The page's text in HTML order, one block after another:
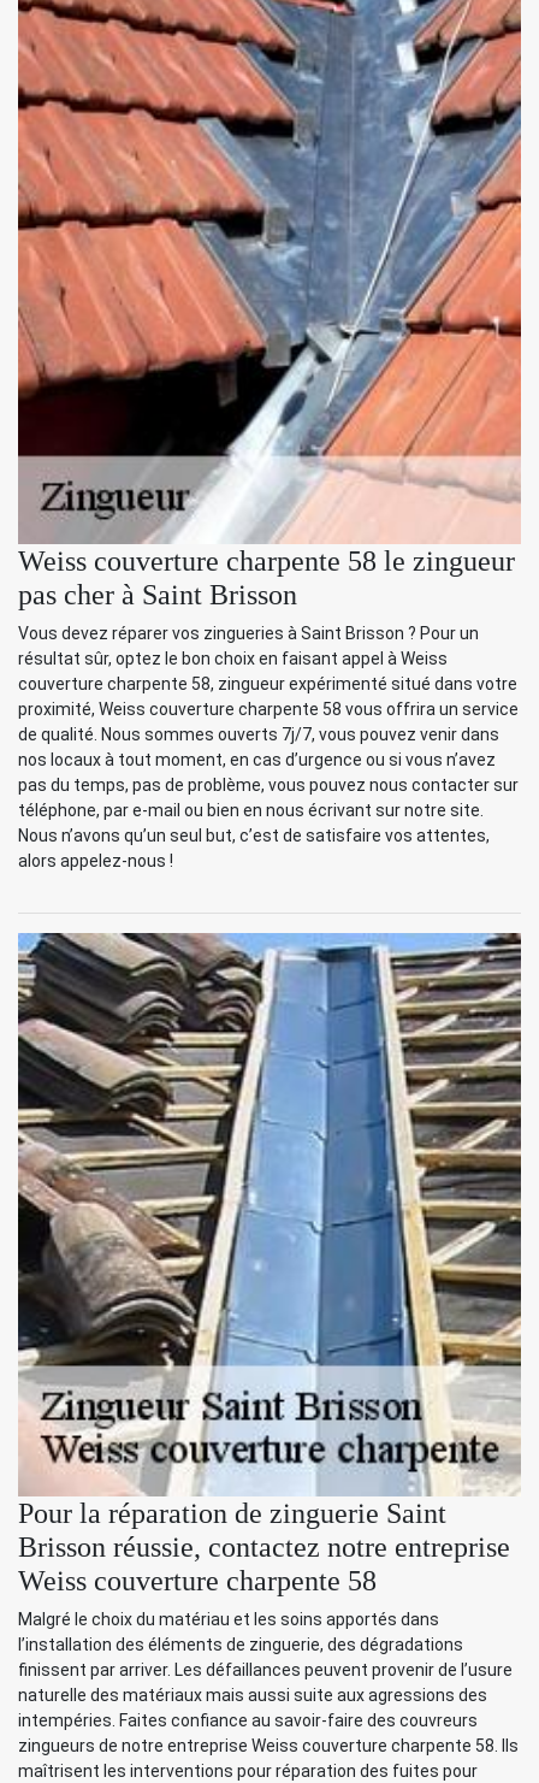
Weiss couverture charpente 58 le zingueur
pas cher à Saint Brisson
Vous devez réparer vos zingueries à Saint Brisson ? Pour un
résultat sûr, optez le bon choix en faisant appel à Weiss
couverture charpente 58, zingueur expérimenté situé dans votre
proximité, Weiss couverture charpente 58 vous offrira un service
de qualité. Nous sommes ouverts 7j/7, vous pouvez venir dans
nos locaux à tout moment, en cas d’urgence ou si vous n’avez
pas du temps, pas de problème, vous pouvez nous contacter sur
téléphone, par e-mail ou bien en nous écrivant sur notre site.
Nous n’avons qu’un seul but, c’est de satisfaire vos attentes,
alors appelez-nous !
Pour la réparation de zinguerie Saint
Brisson réussie, contactez notre entreprise
Weiss couverture charpente 58
Malgré le choix du matériau et les soins apportés dans
l’installation des éléments de zinguerie, des dégradations
finissent par arriver. Les défaillances peuvent provenir de l’usure
naturelle des matériaux mais aussi suite aux agressions des
intempéries. Faites confiance au savoir-faire des couvreurs
zingueurs de notre entreprise Weiss couverture charpente 58. Ils
maîtrisent les interventions pour réparation des fuites pour